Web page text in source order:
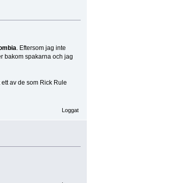
. Eftersom jag inte
bakom spakarna och jag
av de som Rick Rule
Loggat